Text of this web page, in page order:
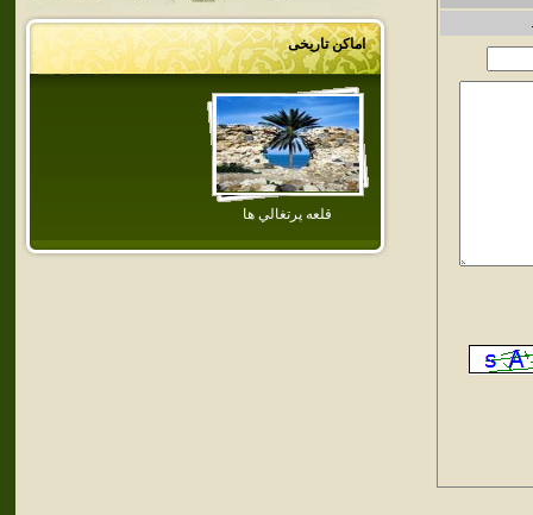
اماکن تاریخی
قلعه پرتغالي ها